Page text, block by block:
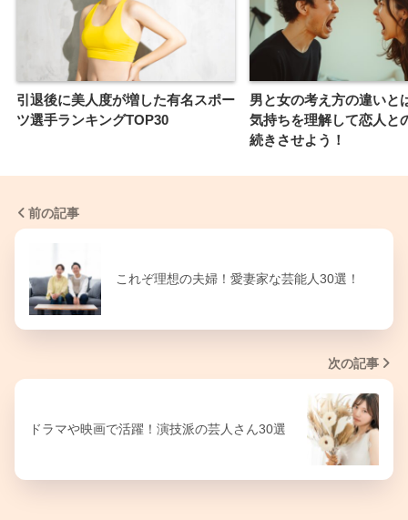
引退後に美人度が増した有名スポー
ツ選手ランキングTOP30
男と女の考え方の違いと
気持ちを理解して恋人と
続きさせよう！
前の記事
これぞ理想の夫婦！愛妻家な芸能人30選！
次の記事
ドラマや映画で活躍！演技派の芸人さん30選